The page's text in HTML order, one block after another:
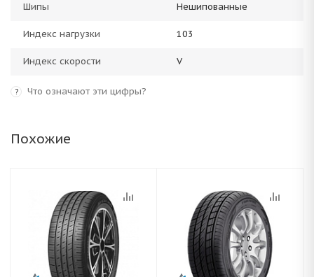
Шипы Нешипованные
Индекс нагрузки 103
Индекс скорости V
? Что означают эти цифры?
Похожие